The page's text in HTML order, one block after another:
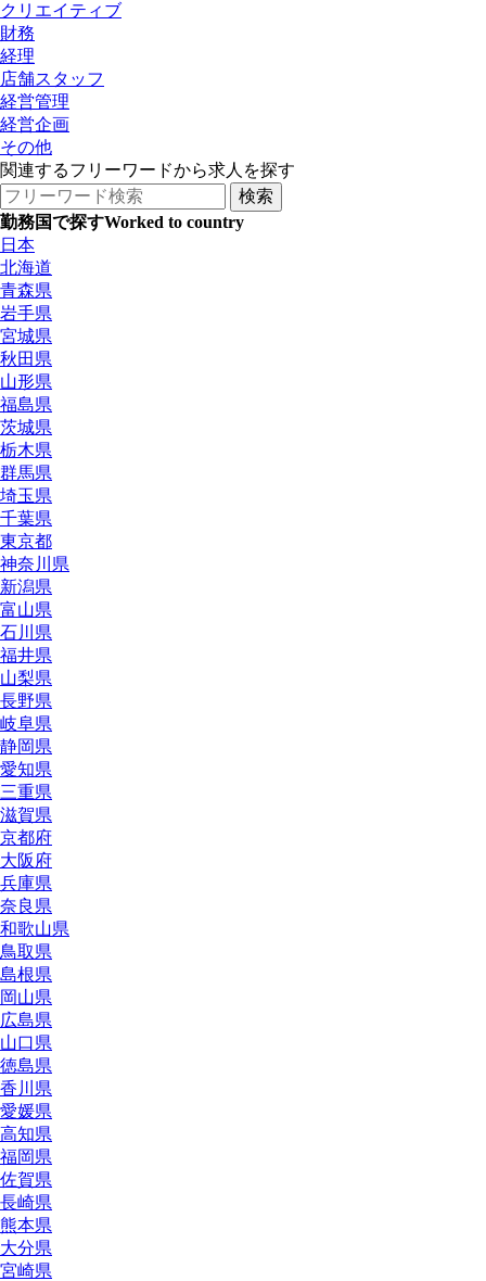
クリエイティブ
財務
経理
店舗スタッフ
経営管理
経営企画
その他
関連するフリーワードから求人を探す
勤務国で探すWorked to country
日本
北海道
青森県
岩手県
宮城県
秋田県
山形県
福島県
茨城県
栃木県
群馬県
埼玉県
千葉県
東京都
神奈川県
新潟県
富山県
石川県
福井県
山梨県
長野県
岐阜県
静岡県
愛知県
三重県
滋賀県
京都府
大阪府
兵庫県
奈良県
和歌山県
鳥取県
島根県
岡山県
広島県
山口県
徳島県
香川県
愛媛県
高知県
福岡県
佐賀県
長崎県
熊本県
大分県
宮崎県